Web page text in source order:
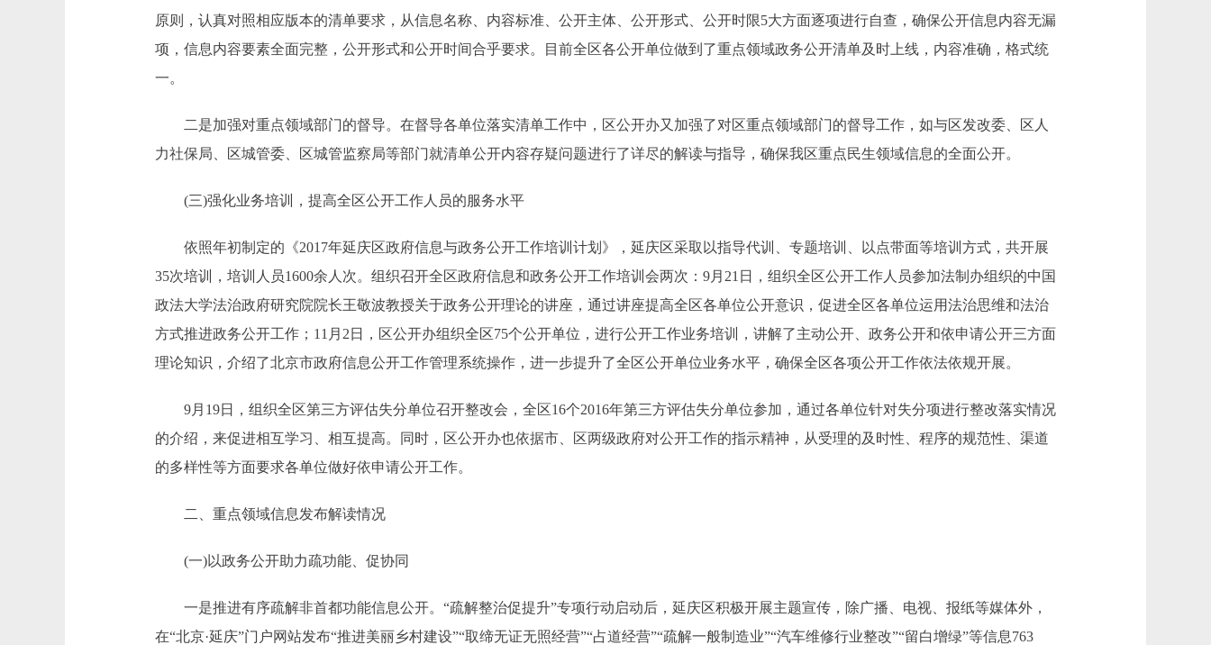
原则，认真对照相应版本的清单要求，从信息名称、内容标准、公开主体、公开形式、公开时限5大方面逐项进行自查，确保公开信息内容无漏
项，信息内容要素全面完整，公开形式和公开时间合乎要求。目前全区各公开单位做到了重点领域政务公开清单及时上线，内容准确，格式统
一。
二是加强对重点领域部门的督导。在督导各单位落实清单工作中，区公开办又加强了对区重点领域部门的督导工作，如与区发改委、区人
力社保局、区城管委、区城管监察局等部门就清单公开内容存疑问题进行了详尽的解读与指导，确保我区重点民生领域信息的全面公开。
(三)强化业务培训，提高全区公开工作人员的服务水平
依照年初制定的《2017年延庆区政府信息与政务公开工作培训计划》，延庆区采取以指导代训、专题培训、以点带面等培训方式，共开展
35次培训，培训人员1600余人次。组织召开全区政府信息和政务公开工作培训会两次：9月21日，组织全区公开工作人员参加法制办组织的中国
政法大学法治政府研究院院长王敬波教授关于政务公开理论的讲座，通过讲座提高全区各单位公开意识，促进全区各单位运用法治思维和法治
方式推进政务公开工作；11月2日，区公开办组织全区75个公开单位，进行公开工作业务培训，讲解了主动公开、政务公开和依申请公开三方面
理论知识，介绍了北京市政府信息公开工作管理系统操作，进一步提升了全区公开单位业务水平，确保全区各项公开工作依法依规开展。
9月19日，组织全区第三方评估失分单位召开整改会，全区16个2016年第三方评估失分单位参加，通过各单位针对失分项进行整改落实情况
的介绍，来促进相互学习、相互提高。同时，区公开办也依据市、区两级政府对公开工作的指示精神，从受理的及时性、程序的规范性、渠道
的多样性等方面要求各单位做好依申请公开工作。
二、重点领域信息发布解读情况
(一)以政务公开助力疏功能、促协同
一是推进有序疏解非首都功能信息公开。“疏解整治促提升”专项行动启动后，延庆区积极开展主题宣传，除广播、电视、报纸等媒体外，
在“北京·延庆”门户网站发布“推进美丽乡村建设”“取缔无证无照经营”“占道经营”“疏解一般制造业”“汽车维修行业整改”“留白增绿”等信息763